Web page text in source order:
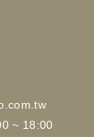
~ 18:00